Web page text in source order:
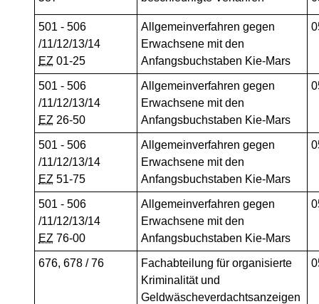
501 - 506
/11/12/13/14
EZ 01-25
Allgemeinverfahren gegen
Erwachsene mit den
Anfangsbuchstaben Kie-Mars
501 - 506
/11/12/13/14
EZ 26-50
Allgemeinverfahren gegen
Erwachsene mit den
Anfangsbuchstaben Kie-Mars
501 - 506
/11/12/13/14
EZ 51-75
Allgemeinverfahren gegen
Erwachsene mit den
Anfangsbuchstaben Kie-Mars
501 - 506
/11/12/13/14
EZ 76-00
Allgemeinverfahren gegen
Erwachsene mit den
Anfangsbuchstaben Kie-Mars
676, 678 / 76
Fachabteilung für organisierte
Kriminalität und
Geldwäscheverdachtsanzeigen